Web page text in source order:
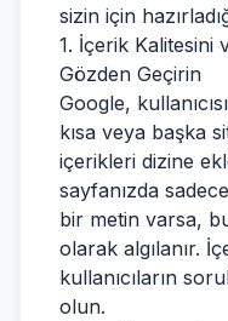
sizin için
1. İçerik
Gözden Geçirin
Google,
kısa veya başka
içerikleri dizine
sayfanızda
bir metin varsa,
olarak algılanır.
kullanıcıların
olun.